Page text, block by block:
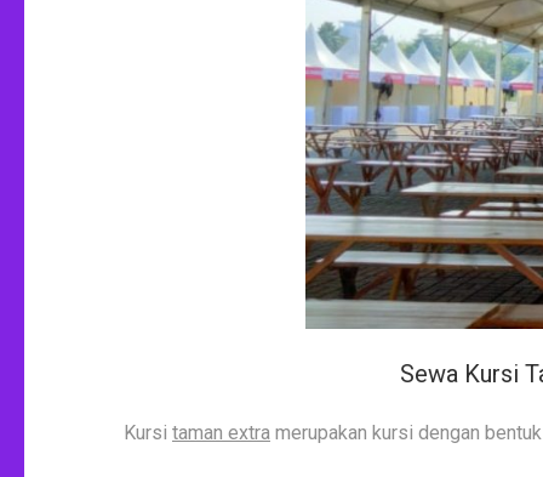
Sewa Kursi
Kursi taman extra merupakan kursi dengan